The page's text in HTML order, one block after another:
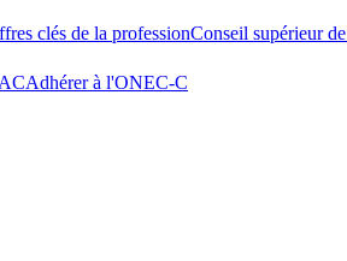
clés de la professionConseil supérieur
Adhérer à l'ONEC-C